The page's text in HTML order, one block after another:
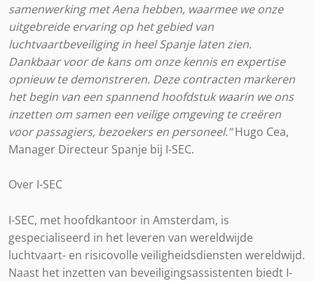
samenwerking met Aena hebben, waarmee we onze
uitgebreide ervaring op het gebied van
luchtvaartbeveiliging in heel Spanje laten zien.
Dankbaar voor de kans om onze kennis en expertise
opnieuw te demonstreren. Deze contracten markeren
het begin van een spannend hoofdstuk waarin we ons
inzetten om samen een veilige omgeving te creëren
voor passagiers, bezoekers en personeel.”Hugo Cea,
Manager Directeur Spanje bij I-SEC.
Over I-SEC
I-SEC, met hoofdkantoor in Amsterdam, is
gespecialiseerd in het leveren van wereldwijde
luchtvaart- en risicovolle veiligheidsdiensten wereldwijd.
Naast het inzetten van beveiligingsassistenten biedt I-